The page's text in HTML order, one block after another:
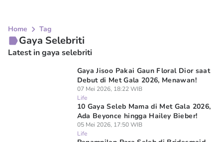
Home Tag
Gaya Selebriti
Latest in gaya selebriti
Gaya Jisoo Pakai Gaun Floral Dior saat
Debut di Met Gala 2026, Menawan!
07 Mei 2026, 18:22 WIB
Life
10 Gaya Seleb Mama di Met Gala 2026,
Ada Beyonce hingga Hailey Bieber!
05 Mei 2026, 17:50 WIB
Life